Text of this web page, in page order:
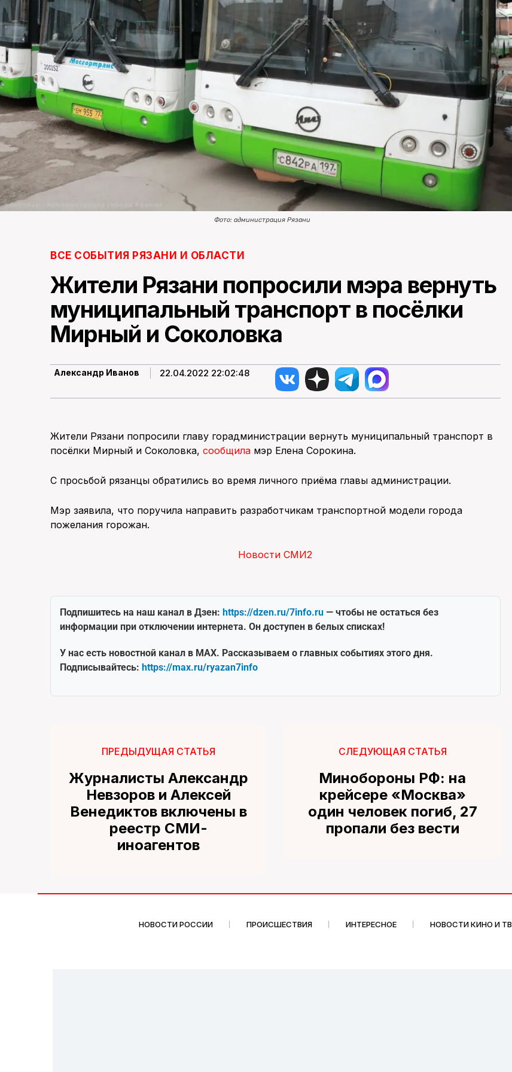
Фото: администрация Рязани
ВСЕ СОБЫТИЯ РЯЗАНИ И ОБЛАСТИ
Жители Рязани попросили мэра вернуть
муниципальный транспорт в посёлки
Мирный и Соколовка
Александр Иванов 22.04.2022 22:02:48
Жители Рязани попросили главу горадминистрации вернуть муниципальный транспорт в
посёлки Мирный и Соколовка, сообщила мэр Елена Сорокина.
С просьбой рязанцы обратились во время личного приёма главы администрации.
Мэр заявила, что поручила направить разработчикам транспортной модели города
пожелания горожан.
Новости СМИ2
Подпишитесь на наш канал в Дзен: https://dzen.ru/7info.ru — чтобы не остаться без
информации при отключении интернета. Он доступен в белых списках!
У нас есть новостной канал в MAX. Рассказываем о главных событиях этого дня.
Подписывайтесь: https://max.ru/ryazan7info
ПРЕДЫДУЩАЯ СТАТЬЯ
Журналисты Александр
Невзоров и Алексей
Венедиктов включены в
реестр СМИ-
иноагентов
СЛЕДУЮЩАЯ СТАТЬЯ
Минобороны РФ: на
крейсере «Москва»
один человек погиб, 27
пропали без вести
НОВОСТИ РОССИИ ПРОИСШЕСТВИЯ ИНТЕРЕСНОЕ НОВОСТИ КИНО И ТВ